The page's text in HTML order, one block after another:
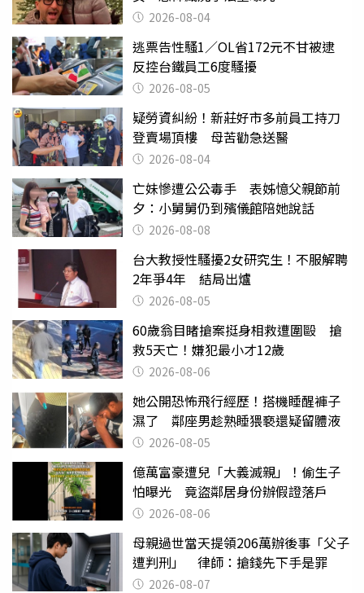
2026-08-04
逃票告性騷1／OL省172元不甘被逮
反控台鐵員工6度騷擾
2026-08-05
疑勞資糾紛！新莊好市多前員工持刀
登賣場頂樓 母苦勸急送醫
2026-08-04
亡妹慘遭公公毒手 表姊憶父親節前
夕：小舅舅仍到殯儀館陪她說話
2026-08-08
台大教授性騷擾2女研究生！不服解聘
2年爭4年 結局出爐
2026-08-05
60歲翁目睹搶案挺身相救遭圍毆 搶
救5天亡！嫌犯最小才12歲
2026-08-06
她公開恐怖飛行經歷！搭機睡醒褲子
濕了 鄰座男趁熟睡猥褻還疑留體液
2026-08-05
億萬富豪遭兒「大義滅親」！偷生子
怕曝光 竟盜鄰居身份辦假證落戶
2026-08-06
母親過世當天提領206萬辦後事「父子
遭判刑」 律師：搶錢先下手是罪
2026-08-07